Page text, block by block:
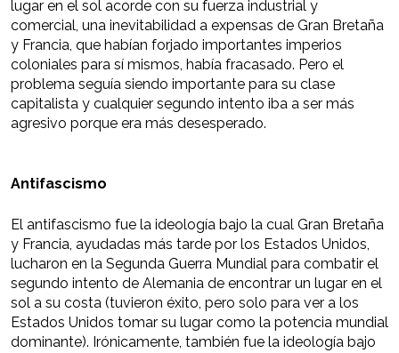
lugar en el sol acorde con su fuerza industrial y
comercial, una inevitabilidad a expensas de Gran Bretaña
y Francia, que habían forjado importantes imperios
coloniales para sí mismos, había fracasado. Pero el
problema seguía siendo importante para su clase
capitalista y cualquier segundo intento iba a ser más
agresivo porque era más desesperado.
Antifascismo
El antifascismo fue la ideología bajo la cual Gran Bretaña
y Francia, ayudadas más tarde por los Estados Unidos,
lucharon en la Segunda Guerra Mundial para combatir el
segundo intento de Alemania de encontrar un lugar en el
sol a su costa (tuvieron éxito, pero solo para ver a los
Estados Unidos tomar su lugar como la potencia mundial
dominante). Irónicamente, también fue la ideología bajo